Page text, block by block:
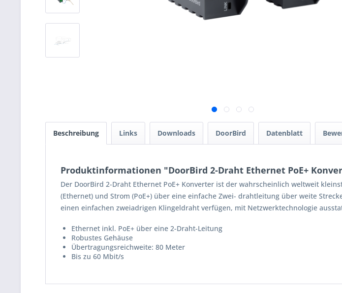
Beschreibung Links Downloads DoorBird Datenblatt
Produktinformationen "DoorBird 2-Draht Ethernet PoE+
Der DoorBird 2-Draht Ethernet PoE+ Konverter ist der wahrscheinlich weltweit
(Ethernet) und Strom (PoE+) über eine einfache Zwei- drahtleitung über weite
einen einfachen zweiadrigen Klingeldraht verfügen, mit Netzwerktechnologie
Ethernet inkl. PoE+ über eine 2-Draht-Leitung
Robustes Gehäuse
Übertragungsreichweite: 80 Meter
Bis zu 60 Mbit/s